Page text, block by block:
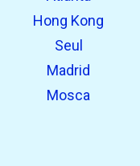
Hong Kong
Seul
Madrid
Mosca